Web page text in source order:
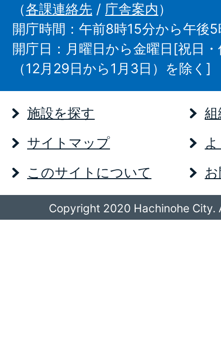
（各課連絡先 / 庁舎案内）
開庁時間：午前8時15分から午後5
開庁日：月曜日から金曜日[祝日
（12月29日から1月3日）を除く]
施設を探す
サイトマップ
このサイトについて
Copyright 2020 Hachinohe City.